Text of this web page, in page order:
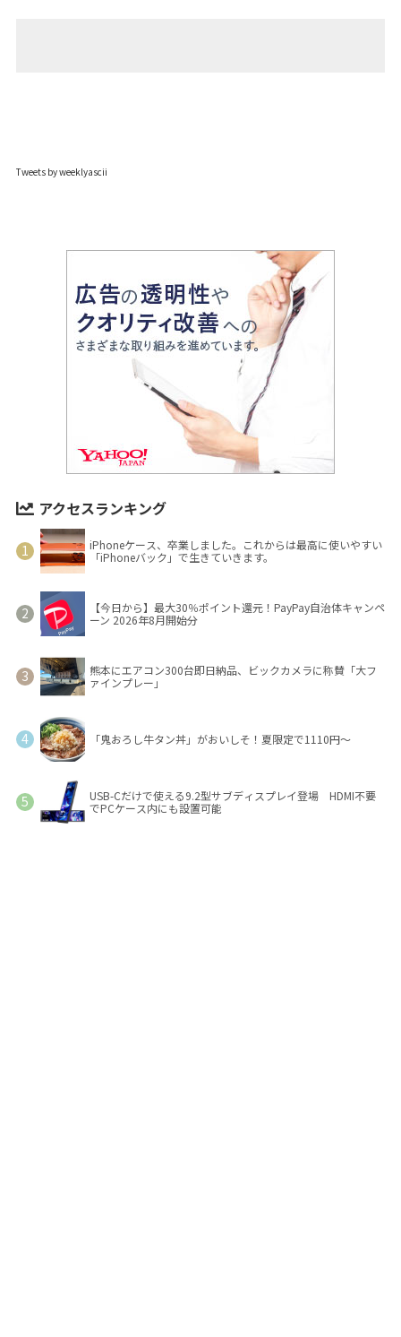
Tweets by weeklyascii
アクセスランキング
iPhoneケース、卒業しました。これからは最高に使いやすい
「iPhoneバック」で生きていきます。
【今日から】最大30％ポイント還元！PayPay自治体キャンペ
ーン 2026年8月開始分
熊本にエアコン300台即日納品、ビックカメラに称賛「大フ
ァインプレー」
「鬼おろし牛タン丼」がおいしそ！夏限定で1110円～
USB-Cだけで使える9.2型サブディスプレイ登場 HDMI不要
でPCケース内にも設置可能